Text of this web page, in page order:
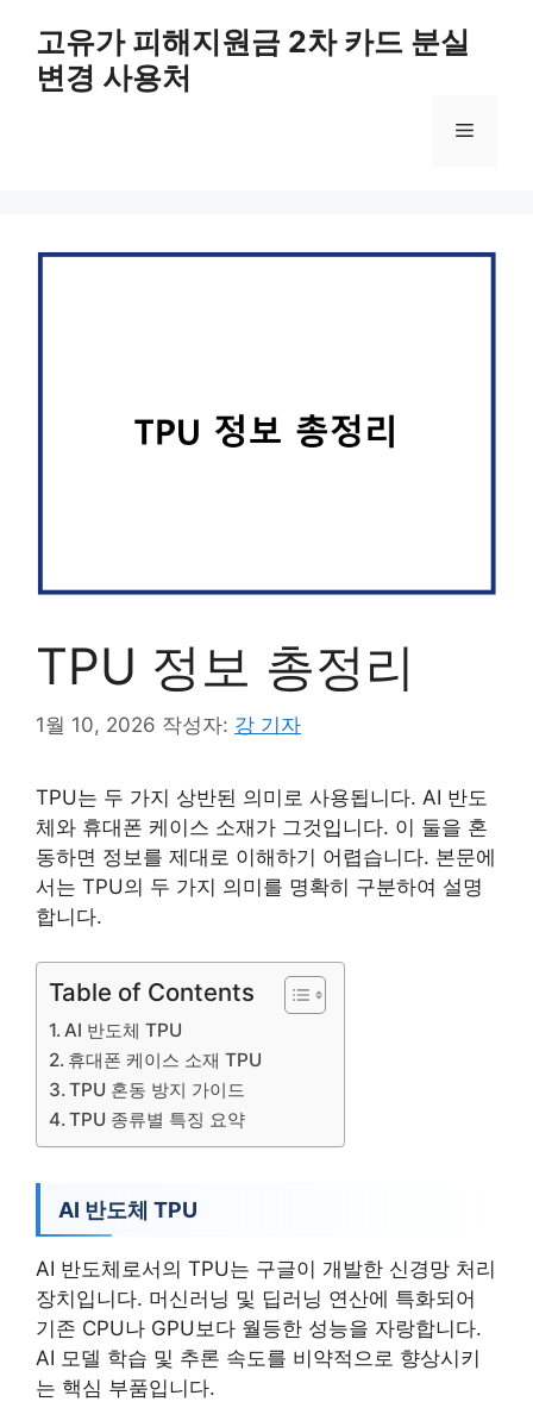
고유가 피해지원금 2차 카드 분실
변경 사용처
메
TPU 정보 총정리
1월 10, 2026 작성자: 강 기자
TPU는 두 가지 상반된 의미로 사용됩니다. AI 반도
체와 휴대폰 케이스 소재가 그것입니다. 이 둘을 혼
동하면 정보를 제대로 이해하기 어렵습니다. 본문에
서는 TPU의 두 가지 의미를 명확히 구분하여 설명
합니다.
Table of Contents
AI 반도체 TPU
휴대폰 케이스 소재 TPU
TPU 혼동 방지 가이드
TPU 종류별 특징 요약
AI 반도체 TPU
AI 반도체로서의 TPU는 구글이 개발한 신경망 처리
장치입니다. 머신러닝 및 딥러닝 연산에 특화되어
기존 CPU나 GPU보다 월등한 성능을 자랑합니다.
AI 모델 학습 및 추론 속도를 비약적으로 향상시키
는 핵심 부품입니다.